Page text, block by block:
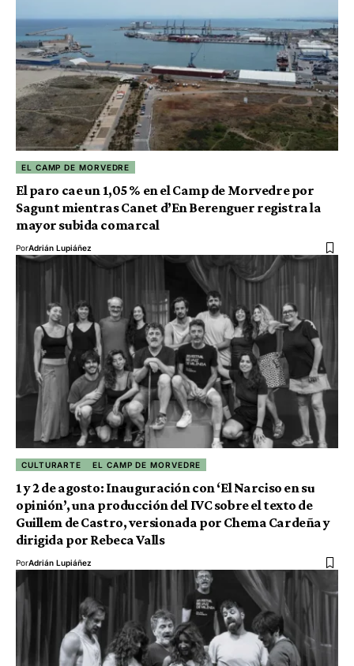
EL CAMP DE MORVEDRE
El paro cae un 1,05 % en el Camp de Morvedre por
Sagunt mientras Canet d’En Berenguer registra la
mayor subida comarcal
PorAdrián Lupiáñez
CULTURARTE EL CAMP DE MORVEDRE
1 y 2 de agosto: Inauguración con ‘El Narciso en su
opinión’, una producción del IVC sobre el texto de
Guillem de Castro, versionada por Chema Cardeña y
dirigida por Rebeca Valls
PorAdrián Lupiáñez